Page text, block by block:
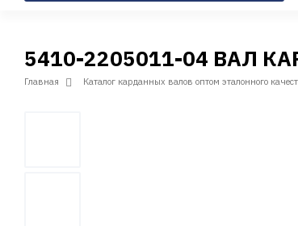
5410-2205011-04 ВАЛ
Главная Каталог карданных валов оптом эталонного